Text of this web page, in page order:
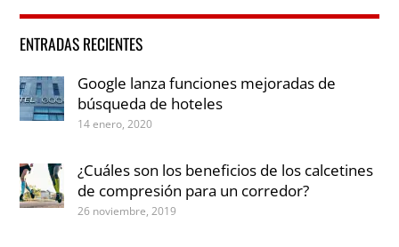
ENTRADAS RECIENTES
Google lanza funciones mejoradas de
búsqueda de hoteles
14 enero, 2020
¿Cuáles son los beneficios de los calcetines
de compresión para un corredor?
26 noviembre, 2019